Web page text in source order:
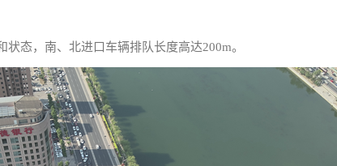
态，南、北进口车辆排队长度高达200m。